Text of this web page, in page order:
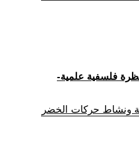
ونشاط حركات الخضر